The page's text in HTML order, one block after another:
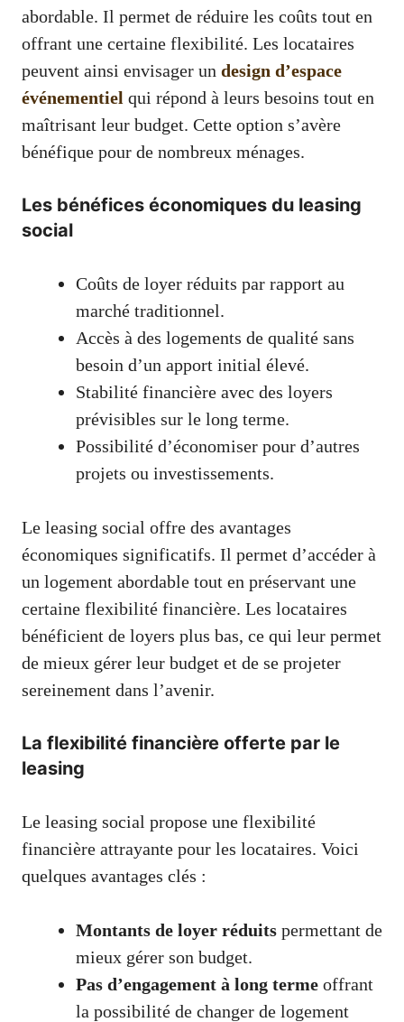
abordable. Il permet de réduire les coûts tout en
offrant une certaine flexibilité. Les locataires
peuvent ainsi envisager un design d’espace
événementiel qui répond à leurs besoins tout en
maîtrisant leur budget. Cette option s’avère
bénéfique pour de nombreux ménages.
Les bénéfices économiques du leasing
social
Coûts de loyer réduits par rapport au
marché traditionnel.
Accès à des logements de qualité sans
besoin d’un apport initial élevé.
Stabilité financière avec des loyers
prévisibles sur le long terme.
Possibilité d’économiser pour d’autres
projets ou investissements.
Le leasing social offre des avantages
économiques significatifs. Il permet d’accéder à
un logement abordable tout en préservant une
certaine flexibilité financière. Les locataires
bénéficient de loyers plus bas, ce qui leur permet
de mieux gérer leur budget et de se projeter
sereinement dans l’avenir.
La flexibilité financière offerte par le
leasing
Le leasing social propose une flexibilité
financière attrayante pour les locataires. Voici
quelques avantages clés :
Montants de loyer réduits permettant de
mieux gérer son budget.
Pas d’engagement à long terme offrant
la possibilité de changer de logement